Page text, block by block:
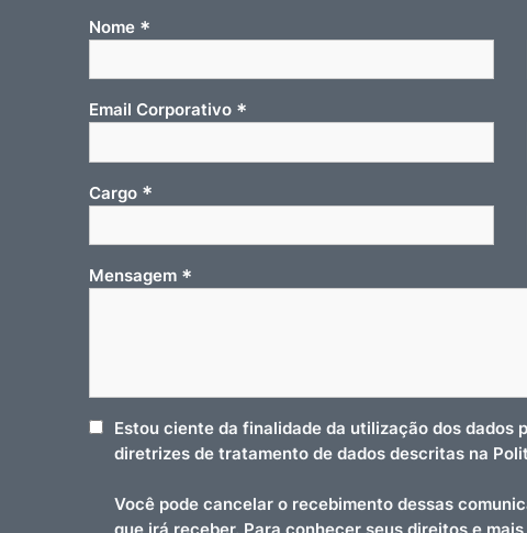
Nome *
Email Corporativo *
Cargo *
Mensagem *
Estou ciente da finalidade da utilização dos dados
diretrizes de tratamento de dados descritas na
Você pode cancelar o recebimento dessas